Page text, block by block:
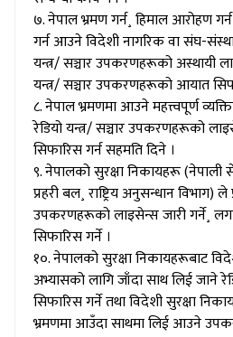
७. नेपाल भ्रमण गर्न¸ हिमाल आरोहण
गर्न आउने विदेशी नागरिक वा संघ-
यन्त्र/ सञ्चार उपकरणहरूको अस्थायी
यन्त्र/ सञ्चार उपकरणहरूको आयात
८. नेपाल भ्रमणमा आउने महत्त्वपूर्ण
रेडियो यन्त्र/ सञ्चार उपकरणहरूको
सिफारिस गर्न सहमति दिने ।
९. नेपालको सुरक्षा निकायहरू (नेपाली
प्रहरी बल¸ राष्ट्रिय अनुसन्धान विभाग) ले
उपकरणहरूको लाइसेन्स जारी गर्ने¸
सिफारिस गर्ने ।
१०. नेपालको सुरक्षा निकायहरूबाट
अभ्यासको लागि जाँदा साथ लिई जाने
सिफारिस गर्ने तथा विदेशी सुरक्षा
भ्रमणमा आउँदा साथमा लिई आउने